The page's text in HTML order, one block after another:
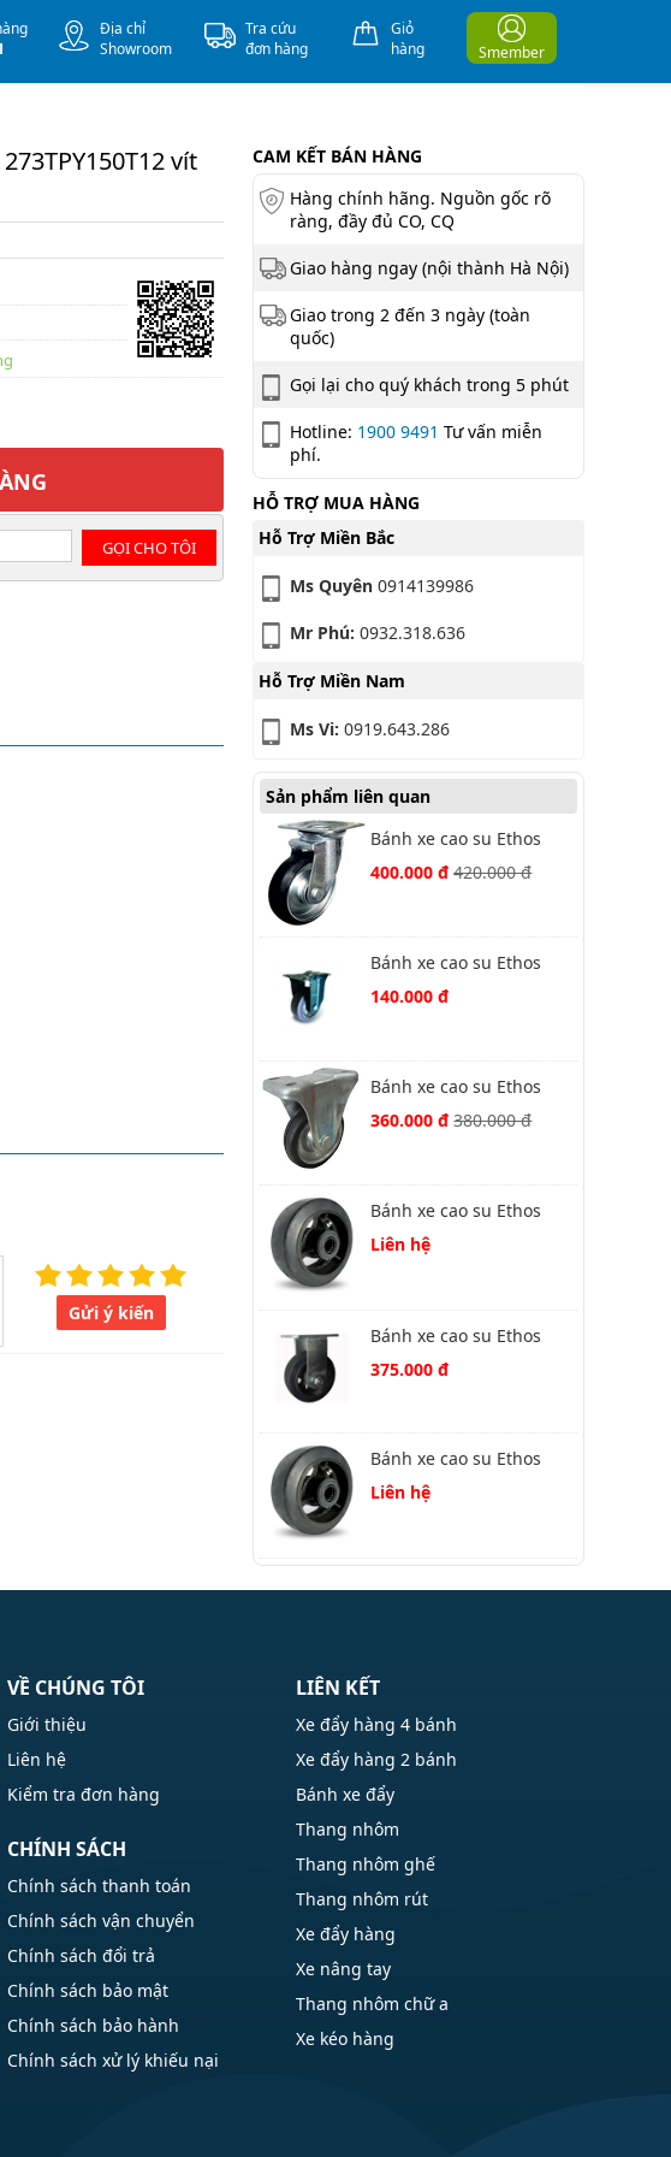
Địa chỉ
Showroom
Tra cứu
đơn hàng
Giỏ
hàng
Smember
vít
GỌI CHO TÔI
Gửi ý kiến
CAM KẾT BÁN HÀNG
Hàng chính hãng. Nguồn gốc rõ
ràng, đầy đủ CO, CQ
Giao hàng ngay (nội thành Hà Nội)
Giao trong 2 đến 3 ngày (toàn
quốc)
Gọi lại cho quý khách trong 5 phút
Hotline: 1900 9491 Tư vấn miễn
phí.
HỖ TRỢ MUA HÀNG
Hỗ Trợ Miền Bắc
Ms Quyên 0914139986
Mr Phú: 0932.318.636
Hỗ Trợ Miền Nam
Ms Vi: 0919.643.286
Sản phẩm liên quan
Bánh xe cao su Ethos
661PRZ130J01 xoay
400.000 đ420.000 đ
Bánh xe cao su Ethos
382TPG75P62 cố định
140.000 đ
Bánh xe cao su Ethos
662PRZ150K02 cố định
360.000 đ380.000 đ
Bánh xe cao su Ethos
XRQ125
Liên hệ
Bánh xe cao su Ethos
492XRQ200P45
375.000 đ
Bánh xe cao su Ethos
XRQ160
Liên hệ
VỀ CHÚNG TÔI
Giới thiệu
Liên hệ
Kiểm tra đơn hàng
CHÍNH SÁCH
Chính sách thanh toán
Chính sách vận chuyển
Chính sách đổi trả
Chính sách bảo mật
Chính sách bảo hành
Chính sách xử lý khiếu nại
LIÊN KẾT
Xe đẩy hàng 4 bánh
Xe đẩy hàng 2 bánh
Bánh xe đẩy
Thang nhôm
Thang nhôm ghế
Thang nhôm rút
Xe đẩy hàng
Xe nâng tay
Thang nhôm chữ a
Xe kéo hàng